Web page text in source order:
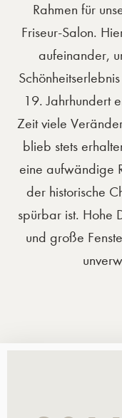
Rahmen für
Friseur-Salon.
aufeinander,
19. Jahrhundert
Zeit viele
blieb stets
eine aufwändige
der historische
spürbar ist. Hohe
und große